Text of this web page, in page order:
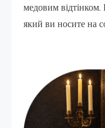
медовим відтінком.
який ви носите на